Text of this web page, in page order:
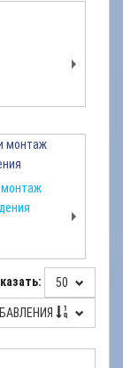
монтаж
50